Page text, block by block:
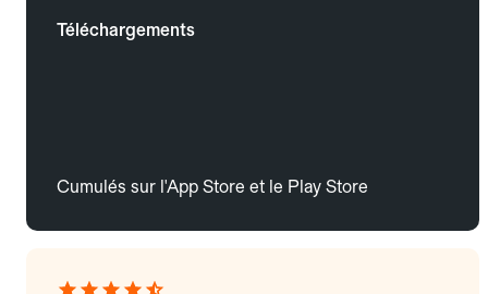
Téléchargements
Cumulés sur l'App Store et le Play Store